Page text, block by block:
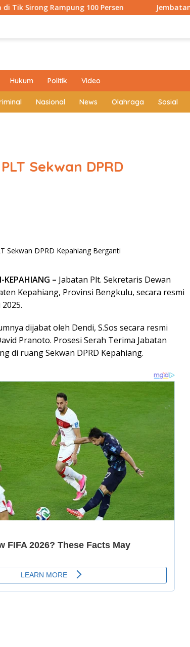
100 Persen Jembatan Armco Desa
Hukum Politik Video
Nasional News Olahraga Sosial
Sekwan DPRD
KEPAHIANG – Jabatan Plt. Sekretaris Dewan
Kepahiang, Provinsi Bengkulu, secara resmi
dijabat oleh Dendi, S.Sos secara resmi
Pranoto. Prosesi Serah Terima Jabatan
di ruang Sekwan DPRD Kepahiang.